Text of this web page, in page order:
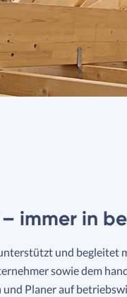
– immer in
und begleitet
sowie dem
Planer auf